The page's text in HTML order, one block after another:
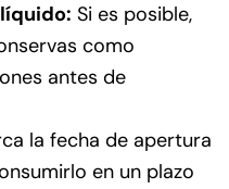
Si es posible,
como
antes de
la fecha de apertura
en un plazo